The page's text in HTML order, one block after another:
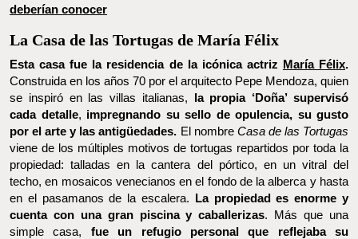
Esta casa fue la residencia de la icónica actriz
Construida en los años 70 por el arquitecto Pepe Mendoza, quien
se inspiró en las villas italianas,la propia ‘Doña’ supervisó cada
detalle,impregnando su sello de opulencia, su gusto por el arte
y las antigüedades.El nombreCasa de las Tortugasviene de los
múltiples motivos de tortugas repartidos por toda la propiedad:
talladas en la cantera del pórtico, en un vitral del techo, en
mosaicos venecianos en el fondo de la alberca y hasta en el
pasamanos de la escalera.La propiedad es enorme y cuenta con
una gran piscina y caballerizas. Más que una simple casa,fue un
refugio personal que reflejaba su personalidad, sus caprichos y
su amor por las artes . Si quieres conocerla por dentro, en su